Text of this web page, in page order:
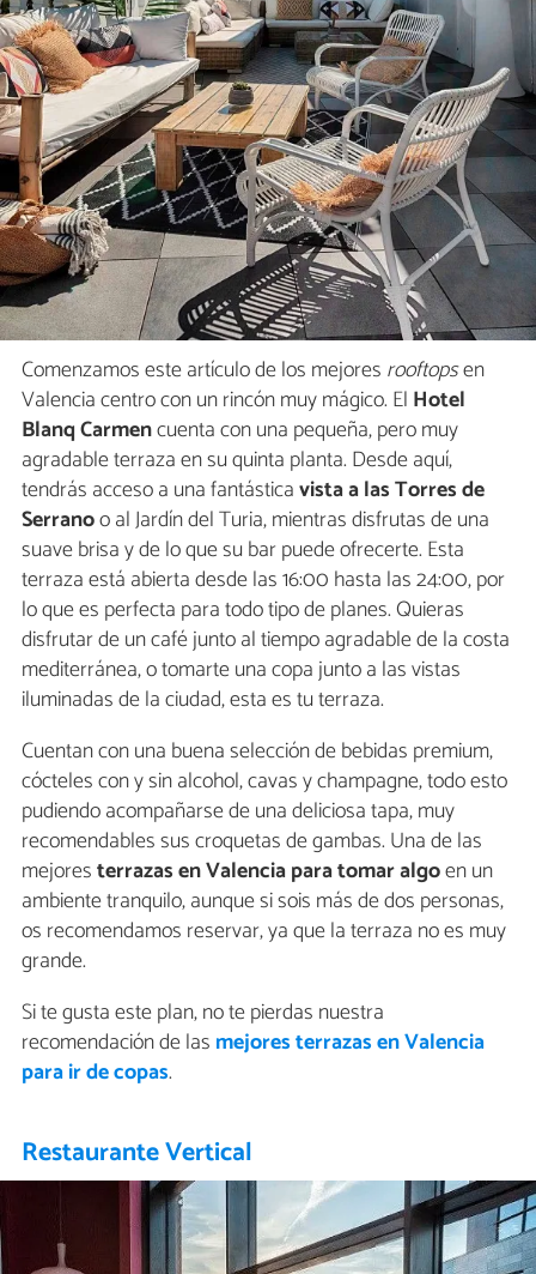
Comenzamos este artículo de los mejores rooftopsen
Valencia centro con un rincón muy mágico. El Hotel
Blanq Carmencuenta con una pequeña, pero muy
agradable terraza en su quinta planta. Desde aquí,
tendrás acceso a una fantásticavista a las Torres de
Serranoo al Jardín del Turia, mientras disfrutas de una
suave brisa y de lo que su bar puede ofrecerte. Esta
terraza está abierta desde las 16:00 hasta las 24:00, por
lo que es perfecta para todo tipo de planes. Quieras
disfrutar de un café junto al tiempo agradable de la costa
mediterránea, o tomarte una copa junto a las vistas
iluminadas de la ciudad, esta es tu terraza.
Cuentan con una buena selección de bebidas premium,
cócteles con y sin alcohol, cavas y champagne, todo esto
pudiendo acompañarse de una deliciosa tapa, muy
recomendables sus croquetas de gambas. Una de las
mejoresterrazas en Valencia para tomar algoen un
ambiente tranquilo, aunque si sois más de dos personas,
os recomendamos reservar, ya que la terraza no es muy
grande.
Si te gusta este plan, no te pierdas nuestra
recomendación de las mejores terrazas en Valencia
para ir de copas.
Restaurante Vertical